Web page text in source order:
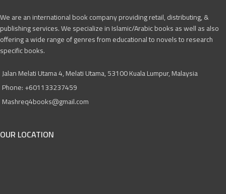
We are an international book company providing retail, distributing, &
publishing services. We specialize in Islamic/Arabic books as well as also
offering a wide range of genres from educational to novels to research
specific books.
Jalan Melati Utama 4, Melati Utama, 53100 Kuala Lumpur, Malaysia
Phone: +601133237459
Mashreq4books@gmail.com
OUR LOCATION